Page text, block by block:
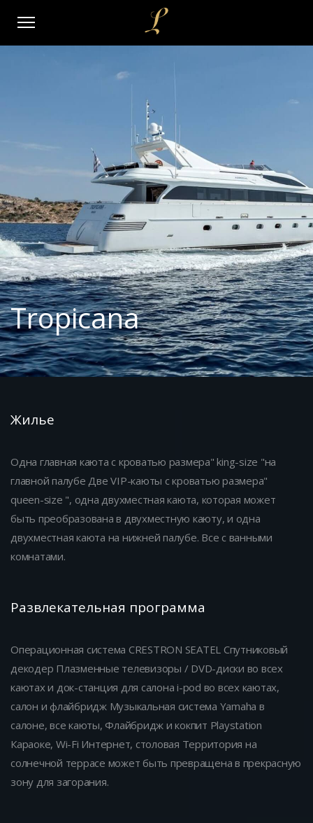
Tropicana
Жилье
Одна главная каюта с кроватью размера" king-size "на
главной палубе Две VIP-каюты с кроватью размера"
queen-size ", одна двухместная каюта, которая может
быть преобразована в двухместную каюту, и одна
двухместная каюта на нижней палубе. Все с ванными
комнатами.
Развлекательная программа
Операционная система CRESTRON SEATEL Спутниковый
декодер Плазменные телевизоры / DVD-диски во всех
каютах и док-станция для салона i-pod во всех каютах,
салон и флайбридж Музыкальная система Yamaha в
салоне, все каюты, Флайбридж и кокпит Playstation
Караоке, Wi-Fi Интернет, столовая Территория на
солнечной террасе может быть превращена в прекрасную
зону для загорания.